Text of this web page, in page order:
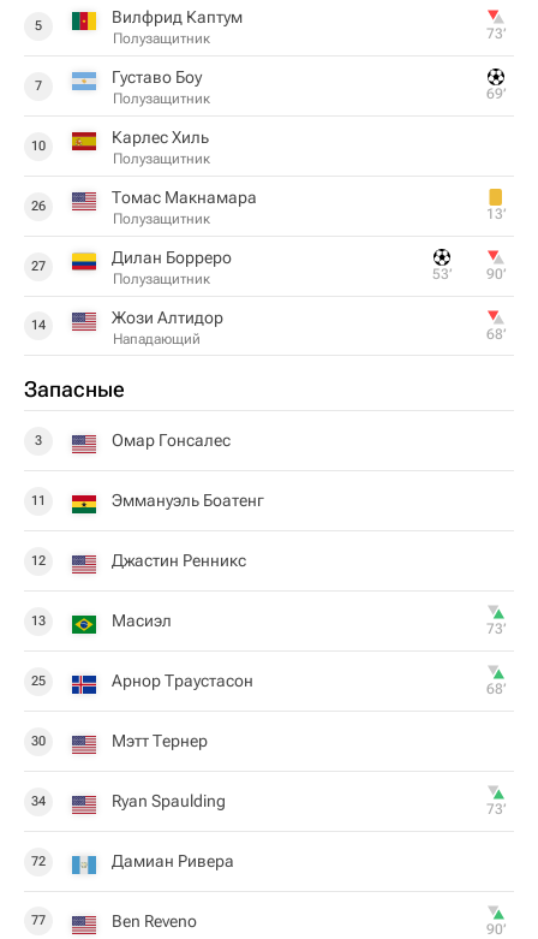
5 Вилфрид Каптум
Полузащитник 73‎’‎
7 Густаво Боу
Полузащитник 69‎’‎
10 Карлес Хиль
Полузащитник
26 Томас Макнамара
Полузащитник 13‎’‎
27 Дилан Борреро
Полузащитник 53‎’‎ 90‎’‎
14 Жози Алтидор
Нападающий 68‎’‎
Запасные
3 Омар Гонсалес
11 Эммануэль Боатенг
12 Джастин Ренникс
13 Масиэл 73‎’‎
25 Арнор Траустасон 68‎’‎
30 Мэтт Тернер
34 Ryan Spaulding 73‎’‎
72 Дамиан Ривера
77 Ben Reveno 90‎’‎